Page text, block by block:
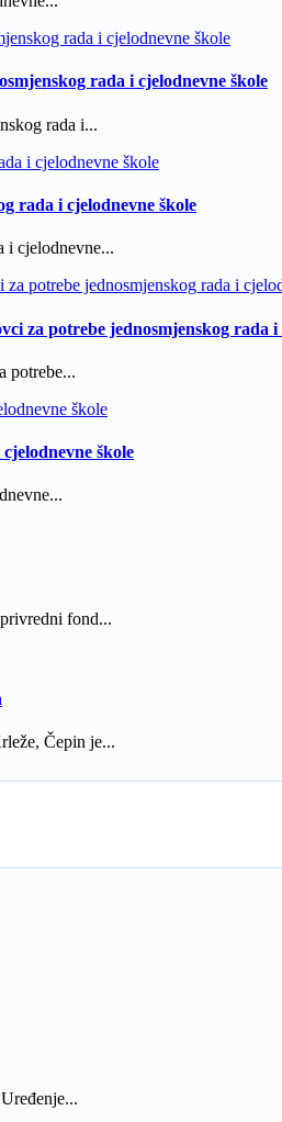
rada i cjelodnevne škole
rada i...
rada i cjelodnevne škole
i cjelodnevne...
za potrebe jednosmjenskog rada i
potrebe...
škole
fond...
Čepin je...